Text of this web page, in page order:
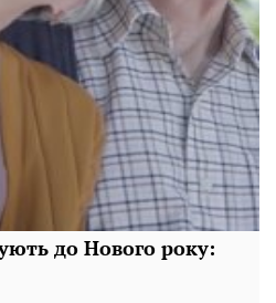
до Нового року: